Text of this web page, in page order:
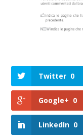
Twitter 0
Google+ 0
LinkedIn 0